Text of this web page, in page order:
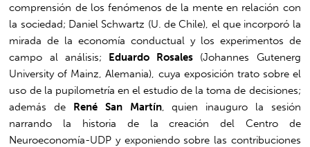
comprensión de los fenómenos de la mente en relación con
la sociedad; Daniel Schwartz (U. de Chile), el que incorporó la
mirada de la economía conductual y los experimentos de
campo al análisis; Eduardo Rosales (Johannes Gutenerg
University of Mainz, Alemania), cuya exposición trato sobre el
uso de la pupilometría en el estudio de la toma de decisiones;
además de René San Martín, quien inauguro la sesión
narrando la historia de la creación del Centro de
Neuroeconomía-UDP y exponiendo sobre las contribuciones